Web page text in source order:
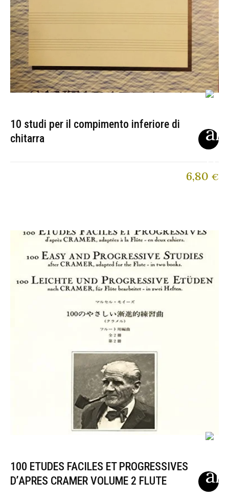
10 studi per il compimento inferiore di
chitarra
6,80 €
100 ETUDES FACILES ET PROGRESSIVES
D’APRES CRAMER VOLUME 2 FLUTE